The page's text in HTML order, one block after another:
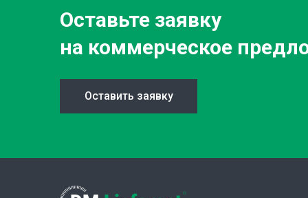
Оставьте заявку
на коммерческое
Оставить заявку